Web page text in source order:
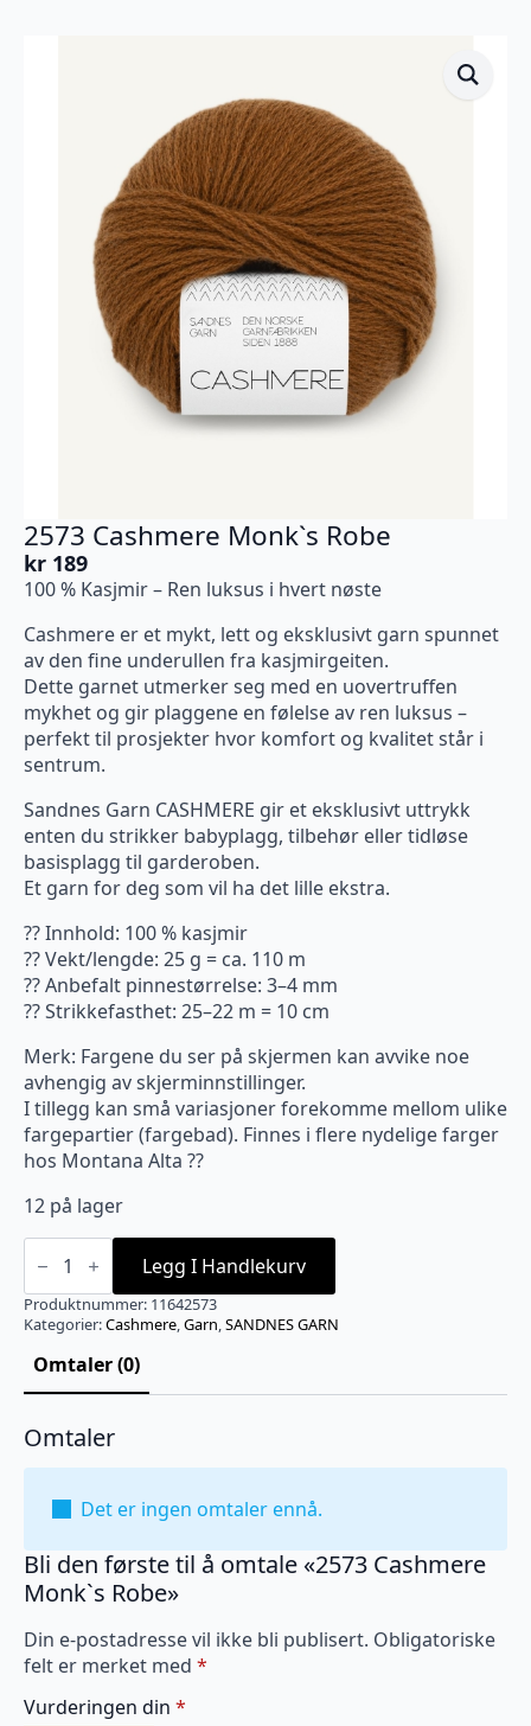
2573 Cashmere Monk`s Robe
kr 189
100 % Kasjmir – Ren luksus i hvert nøste
Cashmere er et mykt, lett og eksklusivt garn spunnet
av den fine underullen fra kasjmirgeiten.
Dette garnet utmerker seg med en uovertruffen
mykhet og gir plaggene en følelse av ren luksus –
perfekt til prosjekter hvor komfort og kvalitet står i
sentrum.
Sandnes Garn CASHMERE gir et eksklusivt uttrykk
enten du strikker babyplagg, tilbehør eller tidløse
basisplagg til garderoben.
Et garn for deg som vil ha det lille ekstra.
?? Innhold: 100 % kasjmir
?? Vekt/lengde: 25 g = ca. 110 m
?? Anbefalt pinnestørrelse: 3–4 mm
?? Strikkefasthet: 25–22 m = 10 cm
Merk: Fargene du ser på skjermen kan avvike noe
avhengig av skjerminnstillinger.
I tillegg kan små variasjoner forekomme mellom ulike
fargepartier (fargebad). Finnes i flere nydelige farger
hos Montana Alta ??
12 på lager
2573
Cashmere
Robe
antall
Legg I Handlekurv
Produktnummer: 11642573
Kategorier:Cashmere,Garn,SANDNES GARN
Omtaler (0)
Omtaler
Det er ingen omtaler ennå.
Bli den første til å omtale «2573 Cashmere
Monk`s Robe»
Din e-postadresse vil ikke bli publisert. Obligatoriske
felt er merket med *
Vurderingen din *